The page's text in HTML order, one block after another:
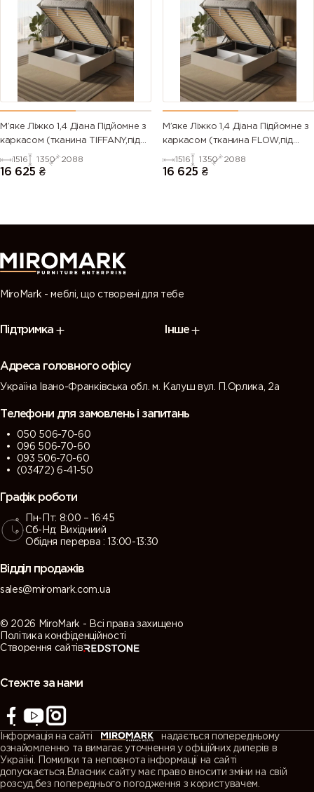
М’яке Ліжко 1,4 Діана Підйомне з
каркасом (тканина TIFFANY,під
замовлення)
1516 1350 2088
16 625 ₴
М’яке Ліжко 1,4 Діана Підйомне з
каркасом (тканина FLOW,під
замовлення)
1516 1350 2088
16 625 ₴
MiroMark - меблі, що створені для тебе
Підтримка Інше
Адреса головного офісу
Україна Івано-Франківська обл. м. Калуш вул. П.Орлика, 2а
Телефони для замовлень і запитань
050 506-70-60
096 506-70-60
093 506-70-60
(03472) 6-41-50
Графік роботи
Пн-Пт: 8:00 – 16:45
Сб-Нд: Вихідниий
Обідня перерва : 13:00-13:30
Відділ продажів
sales@miromark.com.ua
© 2026 MiroMark - Всі права захищено
Політика конфіденційності
Створення сайтів
Стежте за нами
Інформація на сайті
надається попередньому
ознайомленню та вимагає уточнення у офіційних дилерів в
Україні. Помилки та неповнота інформації на сайті
допускається.Власник сайту має право вносити зміни на свій
розсуд,без попереднього погодження з користувачем.